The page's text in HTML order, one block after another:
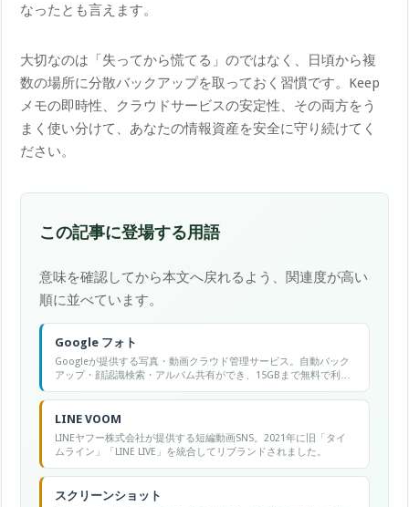
なったとも言えます。
大切なのは「失ってから慌てる」のではなく、日頃から複
数の場所に分散バックアップを取っておく習慣です。Keep
メモの即時性、クラウドサービスの安定性、その両方をう
まく使い分けて、あなたの情報資産を安全に守り続けてく
ださい。
この記事に登場する用語
意味を確認してから本文へ戻れるよう、関連度が高い
順に並べています。
Google フォト
Googleが提供する写真・動画クラウド管理サービス。自動バック
アップ・顔認識検索・アルバム共有ができ、15GBまで無料で利用
可能。
LINE VOOM
LINEヤフー株式会社が提供する短編動画SNS。2021年に旧「タイ
ムライン」「LINE LIVE」を統合してリブランドされました。
スクリーンショット